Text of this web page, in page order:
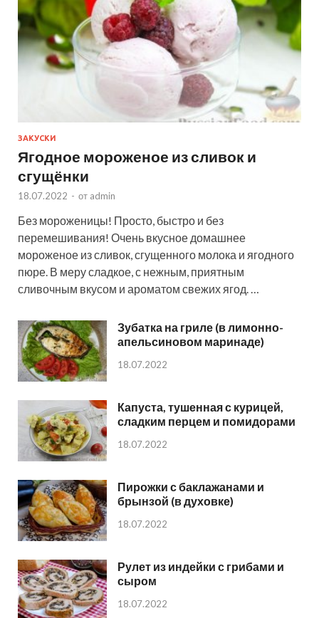
ЗАКУСКИ
Ягодное мороженое из сливок и
сгущёнки
18.07.2022 - от admin
Без мороженицы! Просто, быстро и без
перемешивания! Очень вкусное домашнее
мороженое из сливок, сгущенного молока и ягодного
пюре. В меру сладкое, с нежным, приятным
сливочным вкусом и ароматом свежих ягод. …
Зубатка на гриле (в лимонно-
апельсиновом маринаде)
18.07.2022
Капуста, тушенная с курицей,
сладким перцем и помидорами
18.07.2022
Пирожки с баклажанами и
брынзой (в духовке)
18.07.2022
Рулет из индейки с грибами и
сыром
18.07.2022